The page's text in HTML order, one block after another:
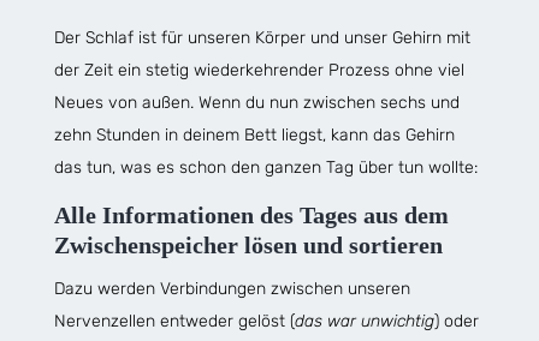
Der Schlaf ist für unseren Körper und unser Gehirn mit
der Zeit ein stetig wiederkehrender Prozess ohne viel
Neues von außen. Wenn du nun zwischen sechs und
zehn Stunden in deinem Bett liegst, kann das Gehirn
das tun, was es schon den ganzen Tag über tun wollte:
Alle Informationen des Tages aus dem
Zwischenspeicher lösen und sortieren
Dazu werden Verbindungen zwischen unseren
Nervenzellen entweder gelöst (das war unwichtig) oder